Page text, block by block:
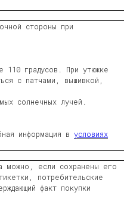
стороны при
110 градусов. При утюжке
с патчами, вышивкой,
солнечных лучей.
информация в условиях
можно, если сохранены его
потребительские
факт покупки